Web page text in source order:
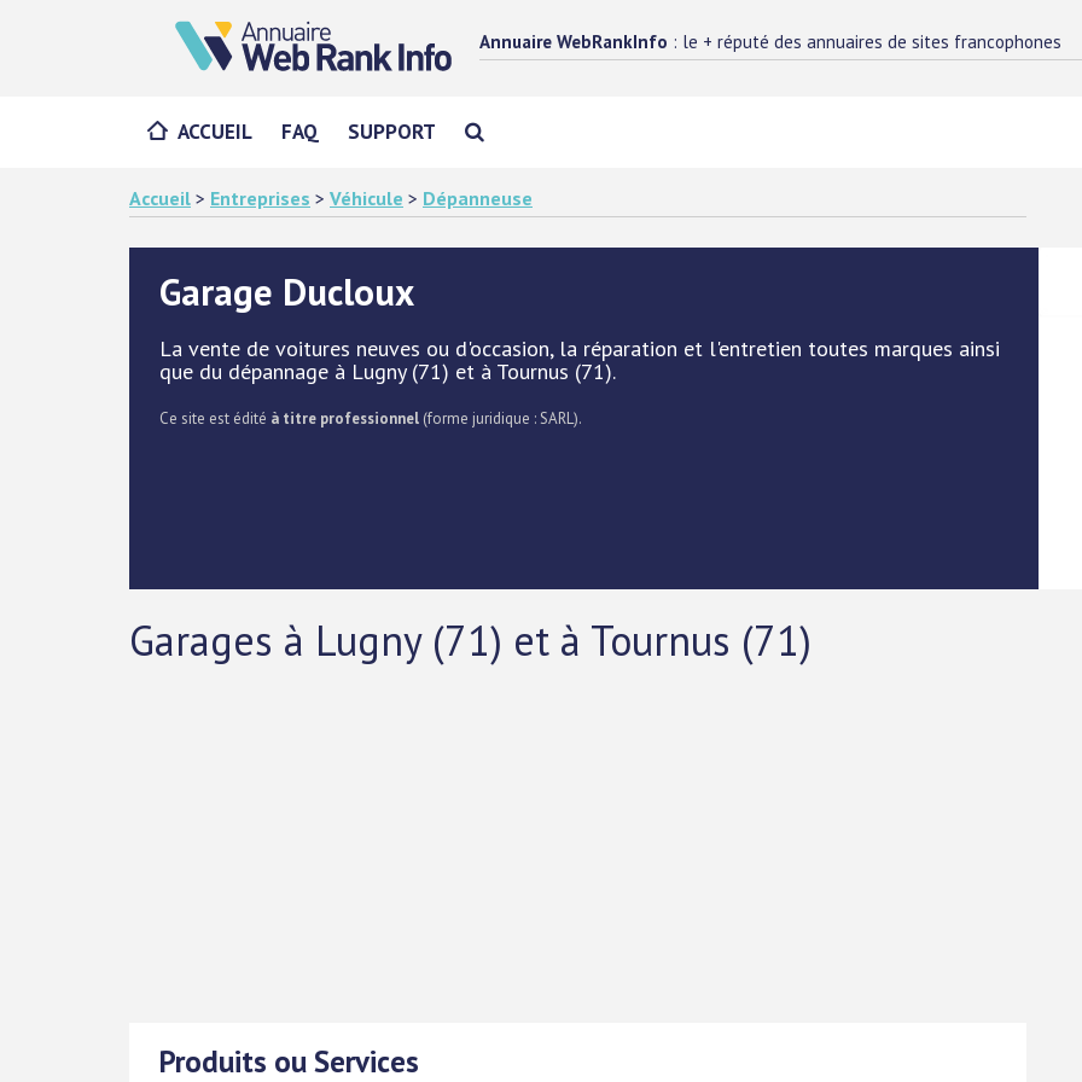
Annuaire WebRankInfo : le + réputé des annuaires de sites francophones
ACCUEIL FAQ SUPPORT
Accueil > Entreprises > Véhicule > Dépanneuse
Garage Ducloux
La vente de voitures neuves ou d'occasion, la réparation et l'entretien toutes marques ainsi
que du dépannage à Lugny (71) et à Tournus (71).
Ce site est édité à titre professionnel (forme juridique : SARL).
Garages à Lugny (71) et à Tournus (71)
Produits ou Services